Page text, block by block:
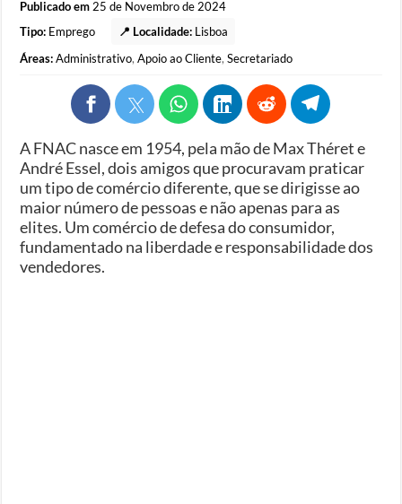
Publicado em 25 de Novembro de 2024
Tipo: Emprego 📍 Localidade: Lisboa
Áreas: Administrativo,Apoio ao Cliente,Secretariado
A FNAC nasce em 1954, pela mão de Max Théret e
André Essel, dois amigos que procuravam praticar
um tipo de comércio diferente, que se dirigisse ao
maior número de pessoas e não apenas para as
elites. Um comércio de defesa do consumidor,
fundamentado na liberdade e responsabilidade dos
vendedores.